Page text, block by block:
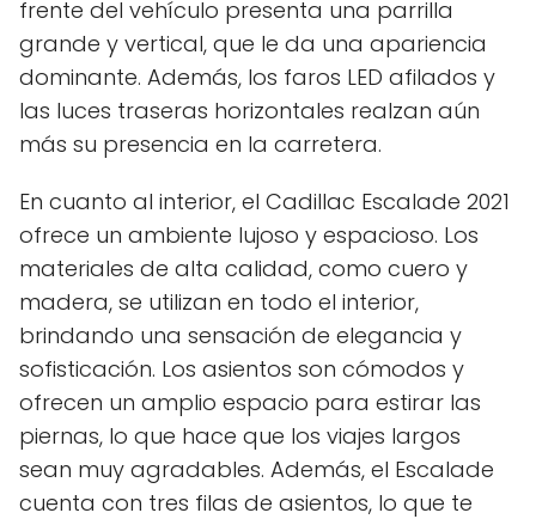
frente del vehículo presenta una parrilla
grande y vertical, que le da una apariencia
dominante. Además, los faros LED afilados y
las luces traseras horizontales realzan aún
más su presencia en la carretera.
En cuanto al interior, el Cadillac Escalade 2021
ofrece un ambiente lujoso y espacioso. Los
materiales de alta calidad, como cuero y
madera, se utilizan en todo el interior,
brindando una sensación de elegancia y
sofisticación. Los asientos son cómodos y
ofrecen un amplio espacio para estirar las
piernas, lo que hace que los viajes largos
sean muy agradables. Además, el Escalade
cuenta con tres filas de asientos, lo que te